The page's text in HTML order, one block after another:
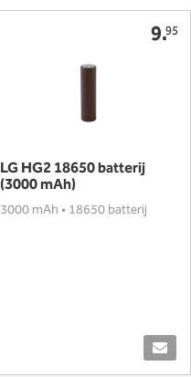
9.95
LG HG2 18650 batterij
(3000 mAh)
3000 mAh • 18650 batterij